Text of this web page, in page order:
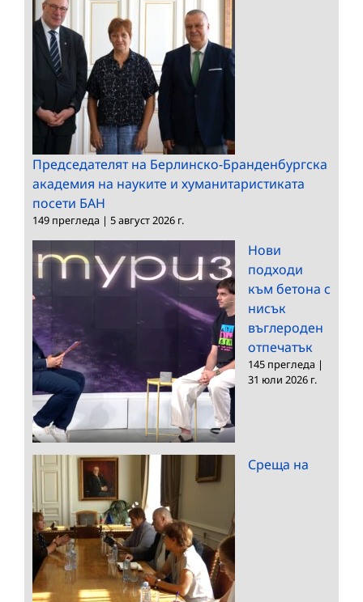
Председателят на Берлинско-Бранденбургска
академия на науките и хуманитаристиката
посети БАН
149 прегледа | 5 август 2026 г.
Нови
подходи
към бетона с
нисък
въглероден
отпечатък
145 прегледа |
31 юли 2026 г.
Среща на